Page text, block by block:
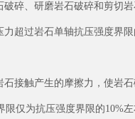
碎、研磨岩石破碎和剪切岩
过岩石单轴抗压强度界限
触产生的摩擦力，使岩石
为抗压强度界限的10%